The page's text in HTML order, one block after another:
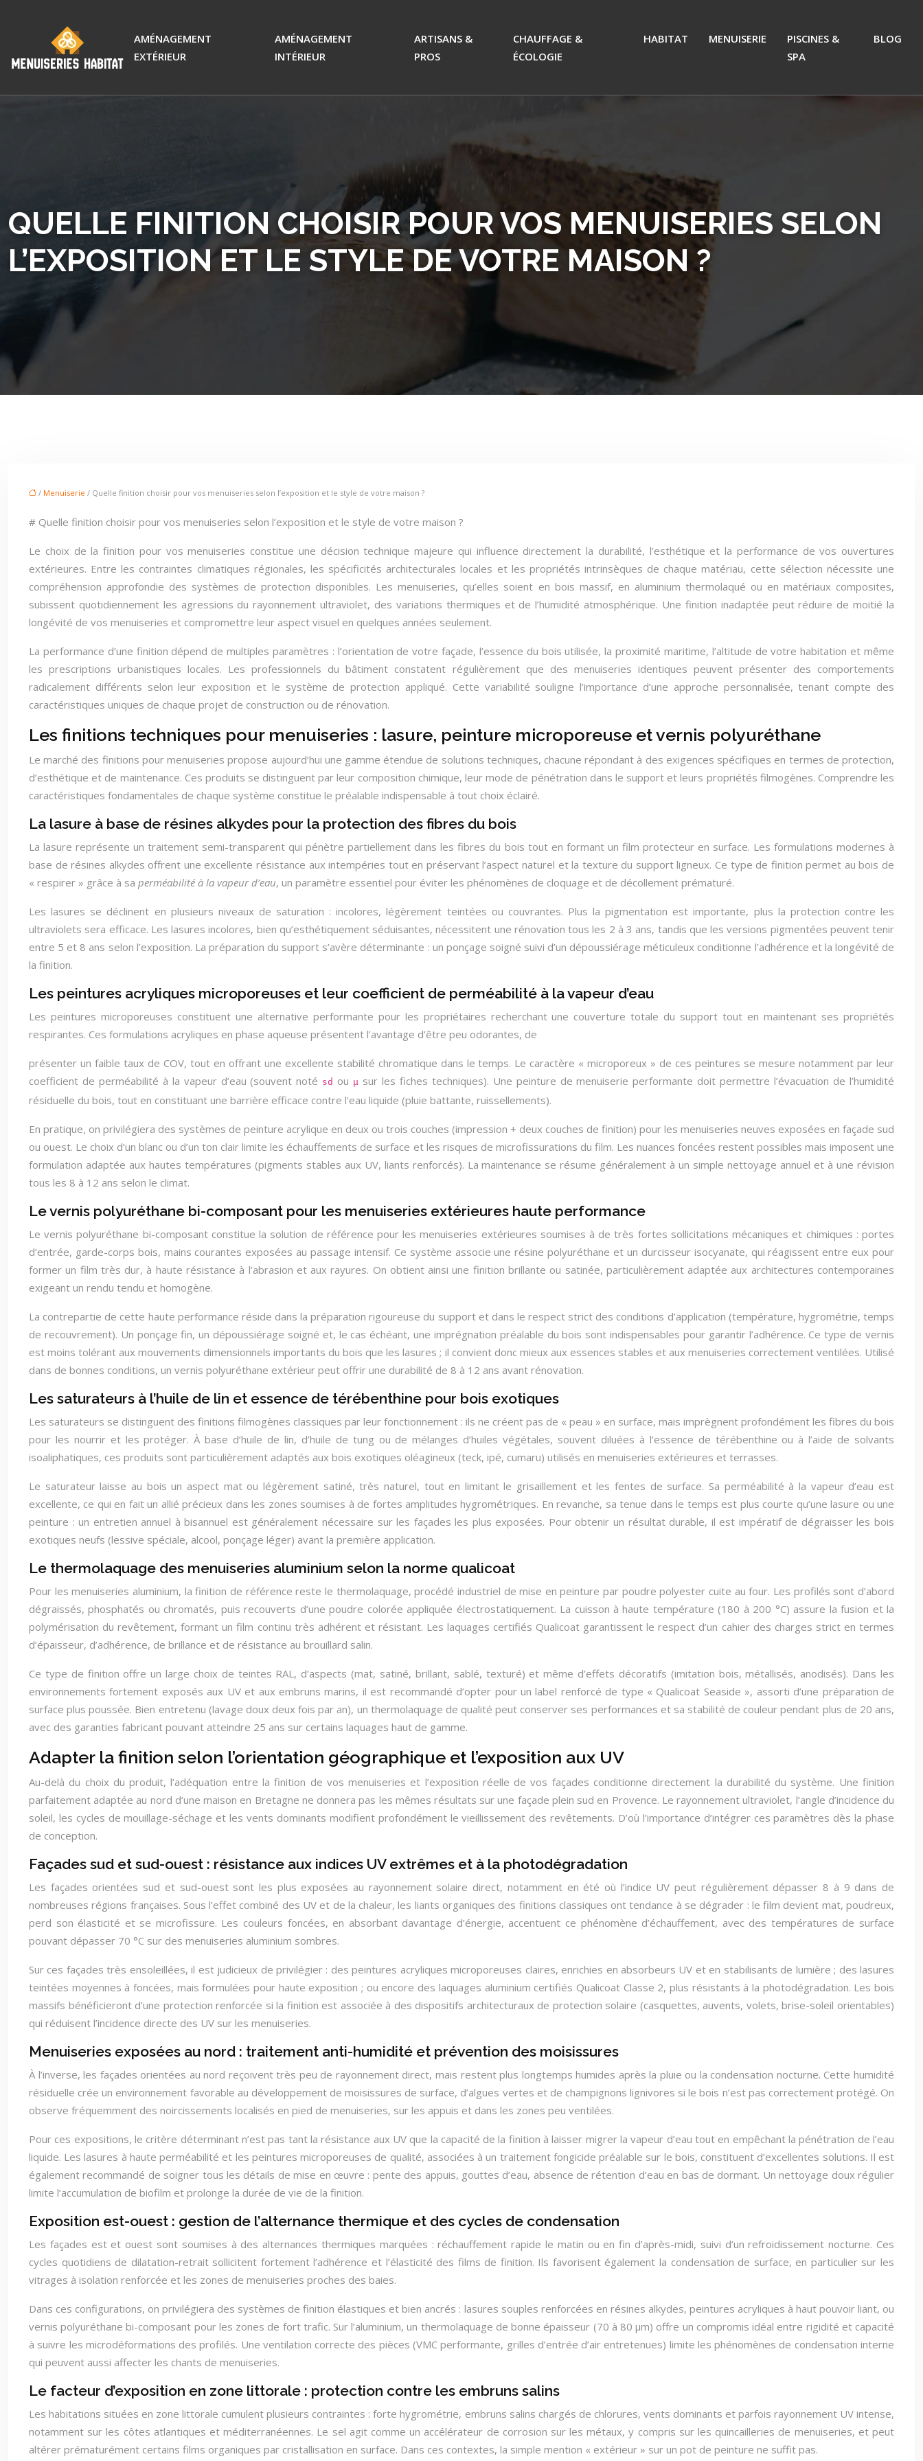
AMÉNAGEMENT
EXTÉRIEUR
AMÉNAGEMENT
INTÉRIEUR
ARTISANS &
PROS
CHAUFFAGE &
ÉCOLOGIE
HABITAT MENUISERIE
PISCINES &
SPA
BLOG
QUELLE FINITION CHOISIR POUR VOS MENUISERIES SELON
L’EXPOSITION ET LE STYLE DE VOTRE MAISON ?
/ Menuiserie / Quelle finition choisir pour vos menuiseries selon l’exposition et le style de votre maison ?
# Quelle finition choisir pour vos menuiseries selon l’exposition et le style de votre maison ?
Le choix de la finition pour vos menuiseries constitue une décision technique majeure qui influence directement la durabilité, l’esthétique et la performance de vos ouvertures
extérieures. Entre les contraintes climatiques régionales, les spécificités architecturales locales et les propriétés intrinsèques de chaque matériau, cette sélection nécessite une
compréhension approfondie des systèmes de protection disponibles. Les menuiseries, qu’elles soient en bois massif, en aluminium thermolaqué ou en matériaux composites,
subissent quotidiennement les agressions du rayonnement ultraviolet, des variations thermiques et de l’humidité atmosphérique. Une finition inadaptée peut réduire de moitié la
longévité de vos menuiseries et compromettre leur aspect visuel en quelques années seulement.
La performance d’une finition dépend de multiples paramètres : l’orientation de votre façade, l’essence du bois utilisée, la proximité maritime, l’altitude de votre habitation et même
les prescriptions urbanistiques locales. Les professionnels du bâtiment constatent régulièrement que des menuiseries identiques peuvent présenter des comportements
radicalement différents selon leur exposition et le système de protection appliqué. Cette variabilité souligne l’importance d’une approche personnalisée, tenant compte des
caractéristiques uniques de chaque projet de construction ou de rénovation.
Les finitions techniques pour menuiseries : lasure, peinture microporeuse et vernis polyuréthane
Le marché des finitions pour menuiseries propose aujourd’hui une gamme étendue de solutions techniques, chacune répondant à des exigences spécifiques en termes de protection,
d’esthétique et de maintenance. Ces produits se distinguent par leur composition chimique, leur mode de pénétration dans le support et leurs propriétés filmogènes. Comprendre les
caractéristiques fondamentales de chaque système constitue le préalable indispensable à tout choix éclairé.
La lasure à base de résines alkydes pour la protection des fibres du bois
La lasure représente un traitement semi-transparent qui pénètre partiellement dans les fibres du bois tout en formant un film protecteur en surface. Les formulations modernes à
base de résines alkydes offrent une excellente résistance aux intempéries tout en préservant l’aspect naturel et la texture du support ligneux. Ce type de finition permet au bois de
« respirer » grâce à sa perméabilité à la vapeur d’eau, un paramètre essentiel pour éviter les phénomènes de cloquage et de décollement prématuré.
Les lasures se déclinent en plusieurs niveaux de saturation : incolores, légèrement teintées ou couvrantes. Plus la pigmentation est importante, plus la protection contre les
ultraviolets sera efficace. Les lasures incolores, bien qu’esthétiquement séduisantes, nécessitent une rénovation tous les 2 à 3 ans, tandis que les versions pigmentées peuvent tenir
entre 5 et 8 ans selon l’exposition. La préparation du support s’avère déterminante : un ponçage soigné suivi d’un dépoussiérage méticuleux conditionne l’adhérence et la longévité de
la finition.
Les peintures acryliques microporeuses et leur coefficient de perméabilité à la vapeur d’eau
Les peintures microporeuses constituent une alternative performante pour les propriétaires recherchant une couverture totale du support tout en maintenant ses propriétés
respirantes. Ces formulations acryliques en phase aqueuse présentent l’avantage d’être peu odorantes, de
présenter un faible taux de COV, tout en offrant une excellente stabilité chromatique dans le temps. Le caractère « microporeux » de ces peintures se mesure notamment par leur
coefficient de perméabilité à la vapeur d’eau (souvent noté sd ou μ sur les fiches techniques). Une peinture de menuiserie performante doit permettre l’évacuation de l’humidité
résiduelle du bois, tout en constituant une barrière efficace contre l’eau liquide (pluie battante, ruissellements).
En pratique, on privilégiera des systèmes de peinture acrylique en deux ou trois couches (impression + deux couches de finition) pour les menuiseries neuves exposées en façade sud
ou ouest. Le choix d’un blanc ou d’un ton clair limite les échauffements de surface et les risques de microfissurations du film. Les nuances foncées restent possibles mais imposent une
formulation adaptée aux hautes températures (pigments stables aux UV, liants renforcés). La maintenance se résume généralement à un simple nettoyage annuel et à une révision
tous les 8 à 12 ans selon le climat.
Le vernis polyuréthane bi-composant pour les menuiseries extérieures haute performance
Le vernis polyuréthane bi-composant constitue la solution de référence pour les menuiseries extérieures soumises à de très fortes sollicitations mécaniques et chimiques : portes
d’entrée, garde-corps bois, mains courantes exposées au passage intensif. Ce système associe une résine polyuréthane et un durcisseur isocyanate, qui réagissent entre eux pour
former un film très dur, à haute résistance à l’abrasion et aux rayures. On obtient ainsi une finition brillante ou satinée, particulièrement adaptée aux architectures contemporaines
exigeant un rendu tendu et homogène.
La contrepartie de cette haute performance réside dans la préparation rigoureuse du support et dans le respect strict des conditions d’application (température, hygrométrie, temps
de recouvrement). Un ponçage fin, un dépoussiérage soigné et, le cas échéant, une imprégnation préalable du bois sont indispensables pour garantir l’adhérence. Ce type de vernis
est moins tolérant aux mouvements dimensionnels importants du bois que les lasures ; il convient donc mieux aux essences stables et aux menuiseries correctement ventilées. Utilisé
dans de bonnes conditions, un vernis polyuréthane extérieur peut offrir une durabilité de 8 à 12 ans avant rénovation.
Les saturateurs à l’huile de lin et essence de térébenthine pour bois exotiques
Les saturateurs se distinguent des finitions filmogènes classiques par leur fonctionnement : ils ne créent pas de « peau » en surface, mais imprègnent profondément les fibres du bois
pour les nourrir et les protéger. À base d’huile de lin, d’huile de tung ou de mélanges d’huiles végétales, souvent diluées à l’essence de térébenthine ou à l’aide de solvants
isoaliphatiques, ces produits sont particulièrement adaptés aux bois exotiques oléagineux (teck, ipé, cumaru) utilisés en menuiseries extérieures et terrasses.
Le saturateur laisse au bois un aspect mat ou légèrement satiné, très naturel, tout en limitant le grisaillement et les fentes de surface. Sa perméabilité à la vapeur d’eau est
excellente, ce qui en fait un allié précieux dans les zones soumises à de fortes amplitudes hygrométriques. En revanche, sa tenue dans le temps est plus courte qu’une lasure ou une
peinture : un entretien annuel à bisannuel est généralement nécessaire sur les façades les plus exposées. Pour obtenir un résultat durable, il est impératif de dégraisser les bois
exotiques neufs (lessive spéciale, alcool, ponçage léger) avant la première application.
Le thermolaquage des menuiseries aluminium selon la norme qualicoat
Pour les menuiseries aluminium, la finition de référence reste le thermolaquage, procédé industriel de mise en peinture par poudre polyester cuite au four. Les profilés sont d’abord
dégraissés, phosphatés ou chromatés, puis recouverts d’une poudre colorée appliquée électrostatiquement. La cuisson à haute température (180 à 200 °C) assure la fusion et la
polymérisation du revêtement, formant un film continu très adhérent et résistant. Les laquages certifiés Qualicoat garantissent le respect d’un cahier des charges strict en termes
d’épaisseur, d’adhérence, de brillance et de résistance au brouillard salin.
Ce type de finition offre un large choix de teintes RAL, d’aspects (mat, satiné, brillant, sablé, texturé) et même d’effets décoratifs (imitation bois, métallisés, anodisés). Dans les
environnements fortement exposés aux UV et aux embruns marins, il est recommandé d’opter pour un label renforcé de type « Qualicoat Seaside », assorti d’une préparation de
surface plus poussée. Bien entretenu (lavage doux deux fois par an), un thermolaquage de qualité peut conserver ses performances et sa stabilité de couleur pendant plus de 20 ans,
avec des garanties fabricant pouvant atteindre 25 ans sur certains laquages haut de gamme.
Adapter la finition selon l’orientation géographique et l’exposition aux UV
Au-delà du choix du produit, l’adéquation entre la finition de vos menuiseries et l’exposition réelle de vos façades conditionne directement la durabilité du système. Une finition
parfaitement adaptée au nord d’une maison en Bretagne ne donnera pas les mêmes résultats sur une façade plein sud en Provence. Le rayonnement ultraviolet, l’angle d’incidence du
soleil, les cycles de mouillage-séchage et les vents dominants modifient profondément le vieillissement des revêtements. D’où l’importance d’intégrer ces paramètres dès la phase
de conception.
Façades sud et sud-ouest : résistance aux indices UV extrêmes et à la photodégradation
Les façades orientées sud et sud-ouest sont les plus exposées au rayonnement solaire direct, notamment en été où l’indice UV peut régulièrement dépasser 8 à 9 dans de
nombreuses régions françaises. Sous l’effet combiné des UV et de la chaleur, les liants organiques des finitions classiques ont tendance à se dégrader : le film devient mat, poudreux,
perd son élasticité et se microfissure. Les couleurs foncées, en absorbant davantage d’énergie, accentuent ce phénomène d’échauffement, avec des températures de surface
pouvant dépasser 70 °C sur des menuiseries aluminium sombres.
Sur ces façades très ensoleillées, il est judicieux de privilégier : des peintures acryliques microporeuses claires, enrichies en absorbeurs UV et en stabilisants de lumière ; des lasures
teintées moyennes à foncées, mais formulées pour haute exposition ; ou encore des laquages aluminium certifiés Qualicoat Classe 2, plus résistants à la photodégradation. Les bois
massifs bénéficieront d’une protection renforcée si la finition est associée à des dispositifs architecturaux de protection solaire (casquettes, auvents, volets, brise-soleil orientables)
qui réduisent l’incidence directe des UV sur les menuiseries.
Menuiseries exposées au nord : traitement anti-humidité et prévention des moisissures
À l’inverse, les façades orientées au nord reçoivent très peu de rayonnement direct, mais restent plus longtemps humides après la pluie ou la condensation nocturne. Cette humidité
résiduelle crée un environnement favorable au développement de moisissures de surface, d’algues vertes et de champignons lignivores si le bois n’est pas correctement protégé. On
observe fréquemment des noircissements localisés en pied de menuiseries, sur les appuis et dans les zones peu ventilées.
Pour ces expositions, le critère déterminant n’est pas tant la résistance aux UV que la capacité de la finition à laisser migrer la vapeur d’eau tout en empêchant la pénétration de l’eau
liquide. Les lasures à haute perméabilité et les peintures microporeuses de qualité, associées à un traitement fongicide préalable sur le bois, constituent d’excellentes solutions. Il est
également recommandé de soigner tous les détails de mise en œuvre : pente des appuis, gouttes d’eau, absence de rétention d’eau en bas de dormant. Un nettoyage doux régulier
limite l’accumulation de biofilm et prolonge la durée de vie de la finition.
Exposition est-ouest : gestion de l’alternance thermique et des cycles de condensation
Les façades est et ouest sont soumises à des alternances thermiques marquées : réchauffement rapide le matin ou en fin d’après-midi, suivi d’un refroidissement nocturne. Ces
cycles quotidiens de dilatation-retrait sollicitent fortement l’adhérence et l’élasticité des films de finition. Ils favorisent également la condensation de surface, en particulier sur les
vitrages à isolation renforcée et les zones de menuiseries proches des baies.
Dans ces configurations, on privilégiera des systèmes de finition élastiques et bien ancrés : lasures souples renforcées en résines alkydes, peintures acryliques à haut pouvoir liant, ou
vernis polyuréthane bi-composant pour les zones de fort trafic. Sur l’aluminium, un thermolaquage de bonne épaisseur (70 à 80 μm) offre un compromis idéal entre rigidité et capacité
à suivre les microdéformations des profilés. Une ventilation correcte des pièces (VMC performante, grilles d’entrée d’air entretenues) limite les phénomènes de condensation interne
qui peuvent aussi affecter les chants de menuiseries.
Le facteur d’exposition en zone littorale : protection contre les embruns salins
Les habitations situées en zone littorale cumulent plusieurs contraintes : forte hygrométrie, embruns salins chargés de chlorures, vents dominants et parfois rayonnement UV intense,
notamment sur les côtes atlantiques et méditerranéennes. Le sel agit comme un accélérateur de corrosion sur les métaux, y compris sur les quincailleries de menuiseries, et peut
altérer prématurément certains films organiques par cristallisation en surface. Dans ces contextes, la simple mention « extérieur » sur un pot de peinture ne suffit pas.